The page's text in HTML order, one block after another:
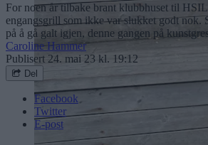
For noen år tilbake brant klubbhuset til
engangsgrill som ikke var slukket godt nok.
på å gå galt igjen, denne gangen på
Caroline Hammer
Publisert 24. mai 23 kl. 19:12
Del
Facebook
Twitter
E-post